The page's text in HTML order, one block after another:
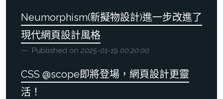
Neumorphism(新擬物設計)進一步改進了
現代網頁設計風格
Published on 2025-01-19 00:20:00
CSS @scope即將登場，網頁設計更靈
活！